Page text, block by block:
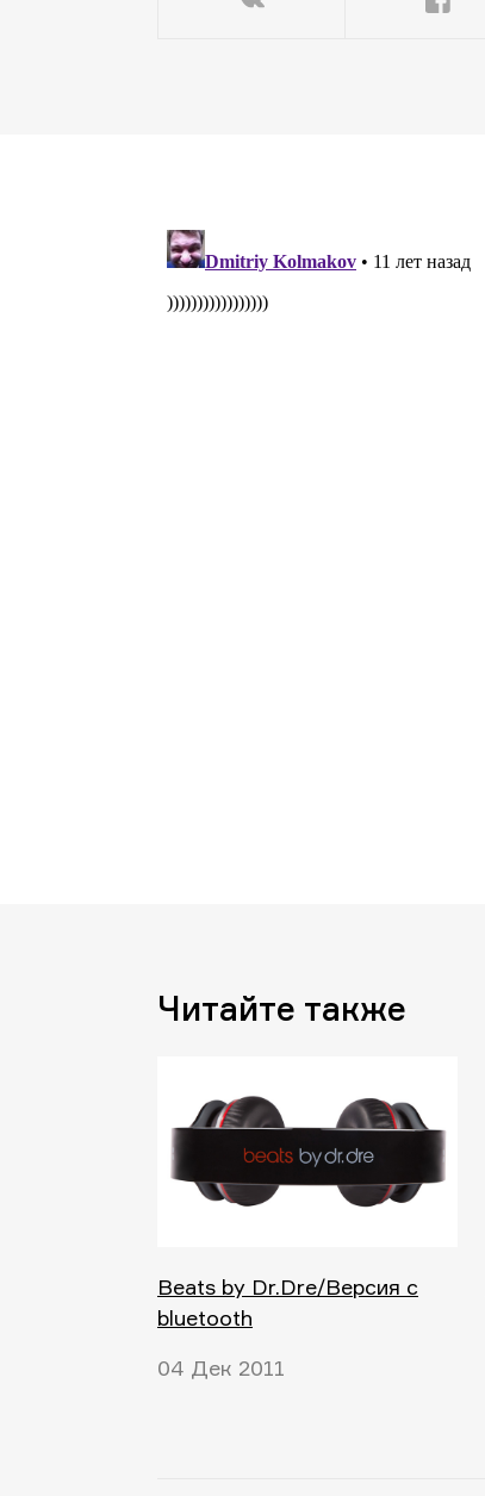
Читайте также
Beats by Dr.Dre/Версия с
bluetooth
04 Дек 2011